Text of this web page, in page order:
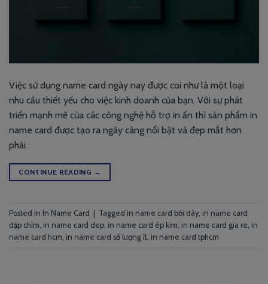
Việc sử dụng name card ngày nay được coi như là một loại
nhu cầu thiết yếu cho việc kinh doanh của bạn. Với sự phát
triển mạnh mẽ của các công nghệ hỗ trợ in ấn thì sản phẩm in
name card được tạo ra ngày càng nổi bật và đẹp mắt hơn
phải
CONTINUE READING →
Posted in In Name Card | Tagged in name card bồi dày in name card
dập chìm in name card dep in name card ép kim in name card gia re in
name card hcm in name card số lượng ít in name card tphcm